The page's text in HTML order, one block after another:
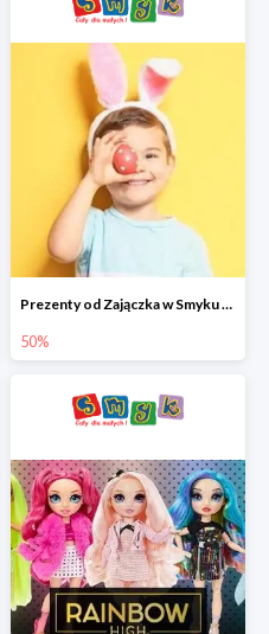
Prezenty od Zajączka w Smyku do -50%
50%